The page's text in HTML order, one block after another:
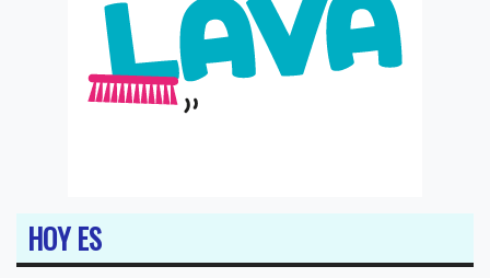
HOY ES